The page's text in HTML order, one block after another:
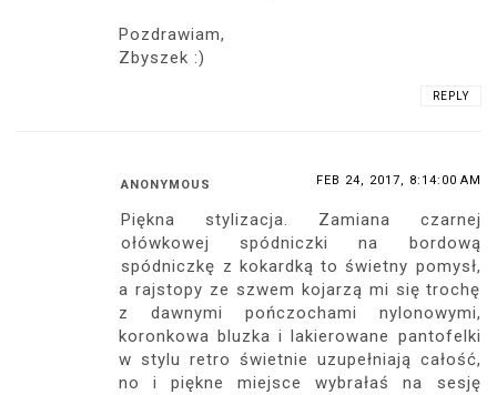
Pozdrawiam,
Zbyszek :)
REPLY
ANONYMOUS FEB 24, 2017, 8:14:00 AM
Piękna stylizacja. Zamiana czarnej
ołówkowej spódniczki na bordową
spódniczkę z kokardką to świetny pomysł,
a rajstopy ze szwem kojarzą mi się trochę
z dawnymi pończochami nylonowymi,
koronkowa bluzka i lakierowane pantofelki
w stylu retro świetnie uzupełniają całość,
no i piękne miejsce wybrałaś na sesję